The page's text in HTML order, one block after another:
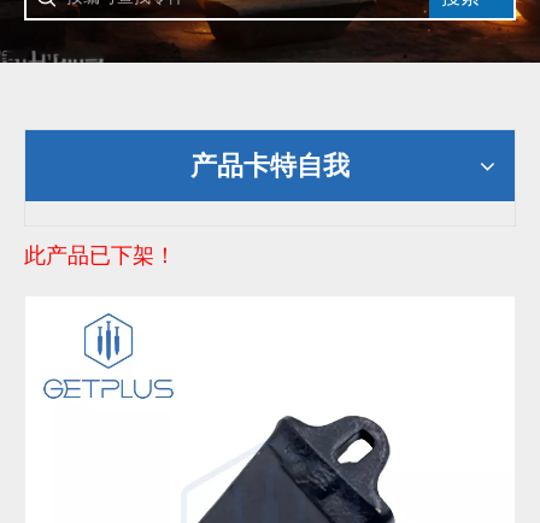
产品卡特自我
此产品已下架！